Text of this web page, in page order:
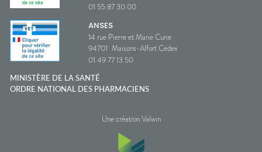
01 55 87 30 00
ANSES
14 rue Pierre et Marie Curie
94701 Maisons-Alfort Cedex
01 49 77 13 50
MINISTÈRE DE LA SANTÉ
ORDRE NATIONAL DES PHARMACIENS
Une création Valwin